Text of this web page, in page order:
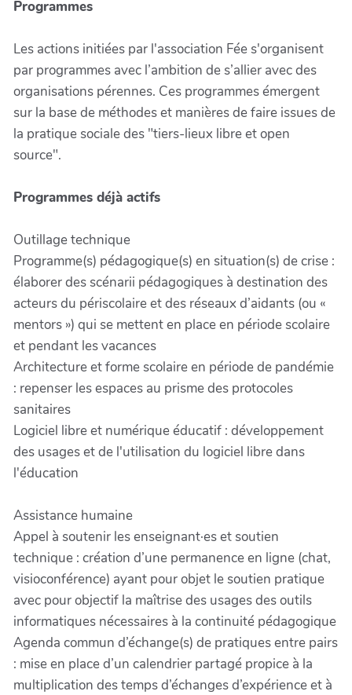
Programmes
Les actions initiées par l'association Fée s'organisent
par programmes avec l’ambition de s’allier avec des
organisations pérennes. Ces programmes émergent
sur la base de méthodes et manières de faire issues de
la pratique sociale des "tiers-lieux libre et open
source".
Programmes déjà actifs
Outillage technique
Programme(s) pédagogique(s) en situation(s) de crise :
élaborer des scénarii pédagogiques à destination des
acteurs du périscolaire et des réseaux d’aidants (ou «
mentors ») qui se mettent en place en période scolaire
et pendant les vacances
Architecture et forme scolaire en période de pandémie
: repenser les espaces au prisme des protocoles
sanitaires
Logiciel libre et numérique éducatif : développement
des usages et de l'utilisation du logiciel libre dans
l'éducation
Assistance humaine
Appel à soutenir les enseignant·es et soutien
technique : création d’une permanence en ligne (chat,
visioconférence) ayant pour objet le soutien pratique
avec pour objectif la maîtrise des usages des outils
informatiques nécessaires à la continuité pédagogique
Agenda commun d’échange(s) de pratiques entre pairs
: mise en place d’un calendrier partagé propice à la
multiplication des temps d’échanges d’expérience et à